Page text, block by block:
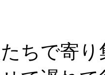
ちで寄